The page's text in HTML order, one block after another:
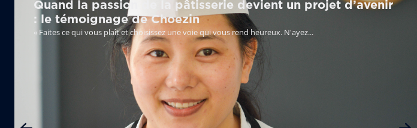
Quand la passion de la pâtisserie devient un projet d’avenir
: le témoignage de Choezin
« Faites ce qui vous plaît et choisissez une voie qui vous rend heureux. N'ayez...